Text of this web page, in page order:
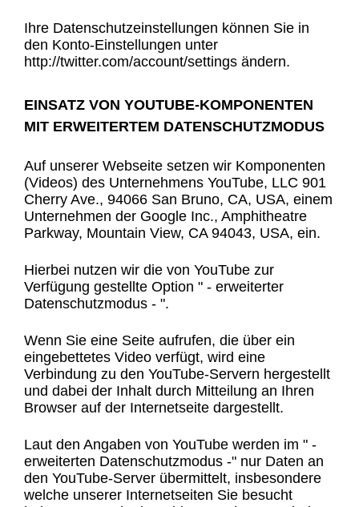
Ihre Datenschutzeinstellungen können Sie in
den Konto-Einstellungen unter
http://twitter.com/account/settings ändern.
EINSATZ VON YOUTUBE-KOMPONENTEN
MIT ERWEITERTEM DATENSCHUTZMODUS
Auf unserer Webseite setzen wir Komponenten
(Videos) des Unternehmens YouTube, LLC 901
Cherry Ave., 94066 San Bruno, CA, USA, einem
Unternehmen der Google Inc., Amphitheatre
Parkway, Mountain View, CA 94043, USA, ein.
Hierbei nutzen wir die von YouTube zur
Verfügung gestellte Option " - erweiterter
Datenschutzmodus - ".
Wenn Sie eine Seite aufrufen, die über ein
eingebettetes Video verfügt, wird eine
Verbindung zu den YouTube-Servern hergestellt
und dabei der Inhalt durch Mitteilung an Ihren
Browser auf der Internetseite dargestellt.
Laut den Angaben von YouTube werden im " -
erweiterten Datenschutzmodus -" nur Daten an
den YouTube-Server übermittelt, insbesondere
welche unserer Internetseiten Sie besucht